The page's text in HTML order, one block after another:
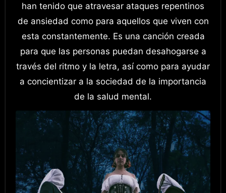
han tenido que atravesar ataques repentinos
de ansiedad como para aquellos que viven con
esta constantemente. Es una canción creada
para que las personas puedan desahogarse a
través del ritmo y la letra, así como para ayudar
a concientizar a la sociedad de la importancia
de la salud mental.